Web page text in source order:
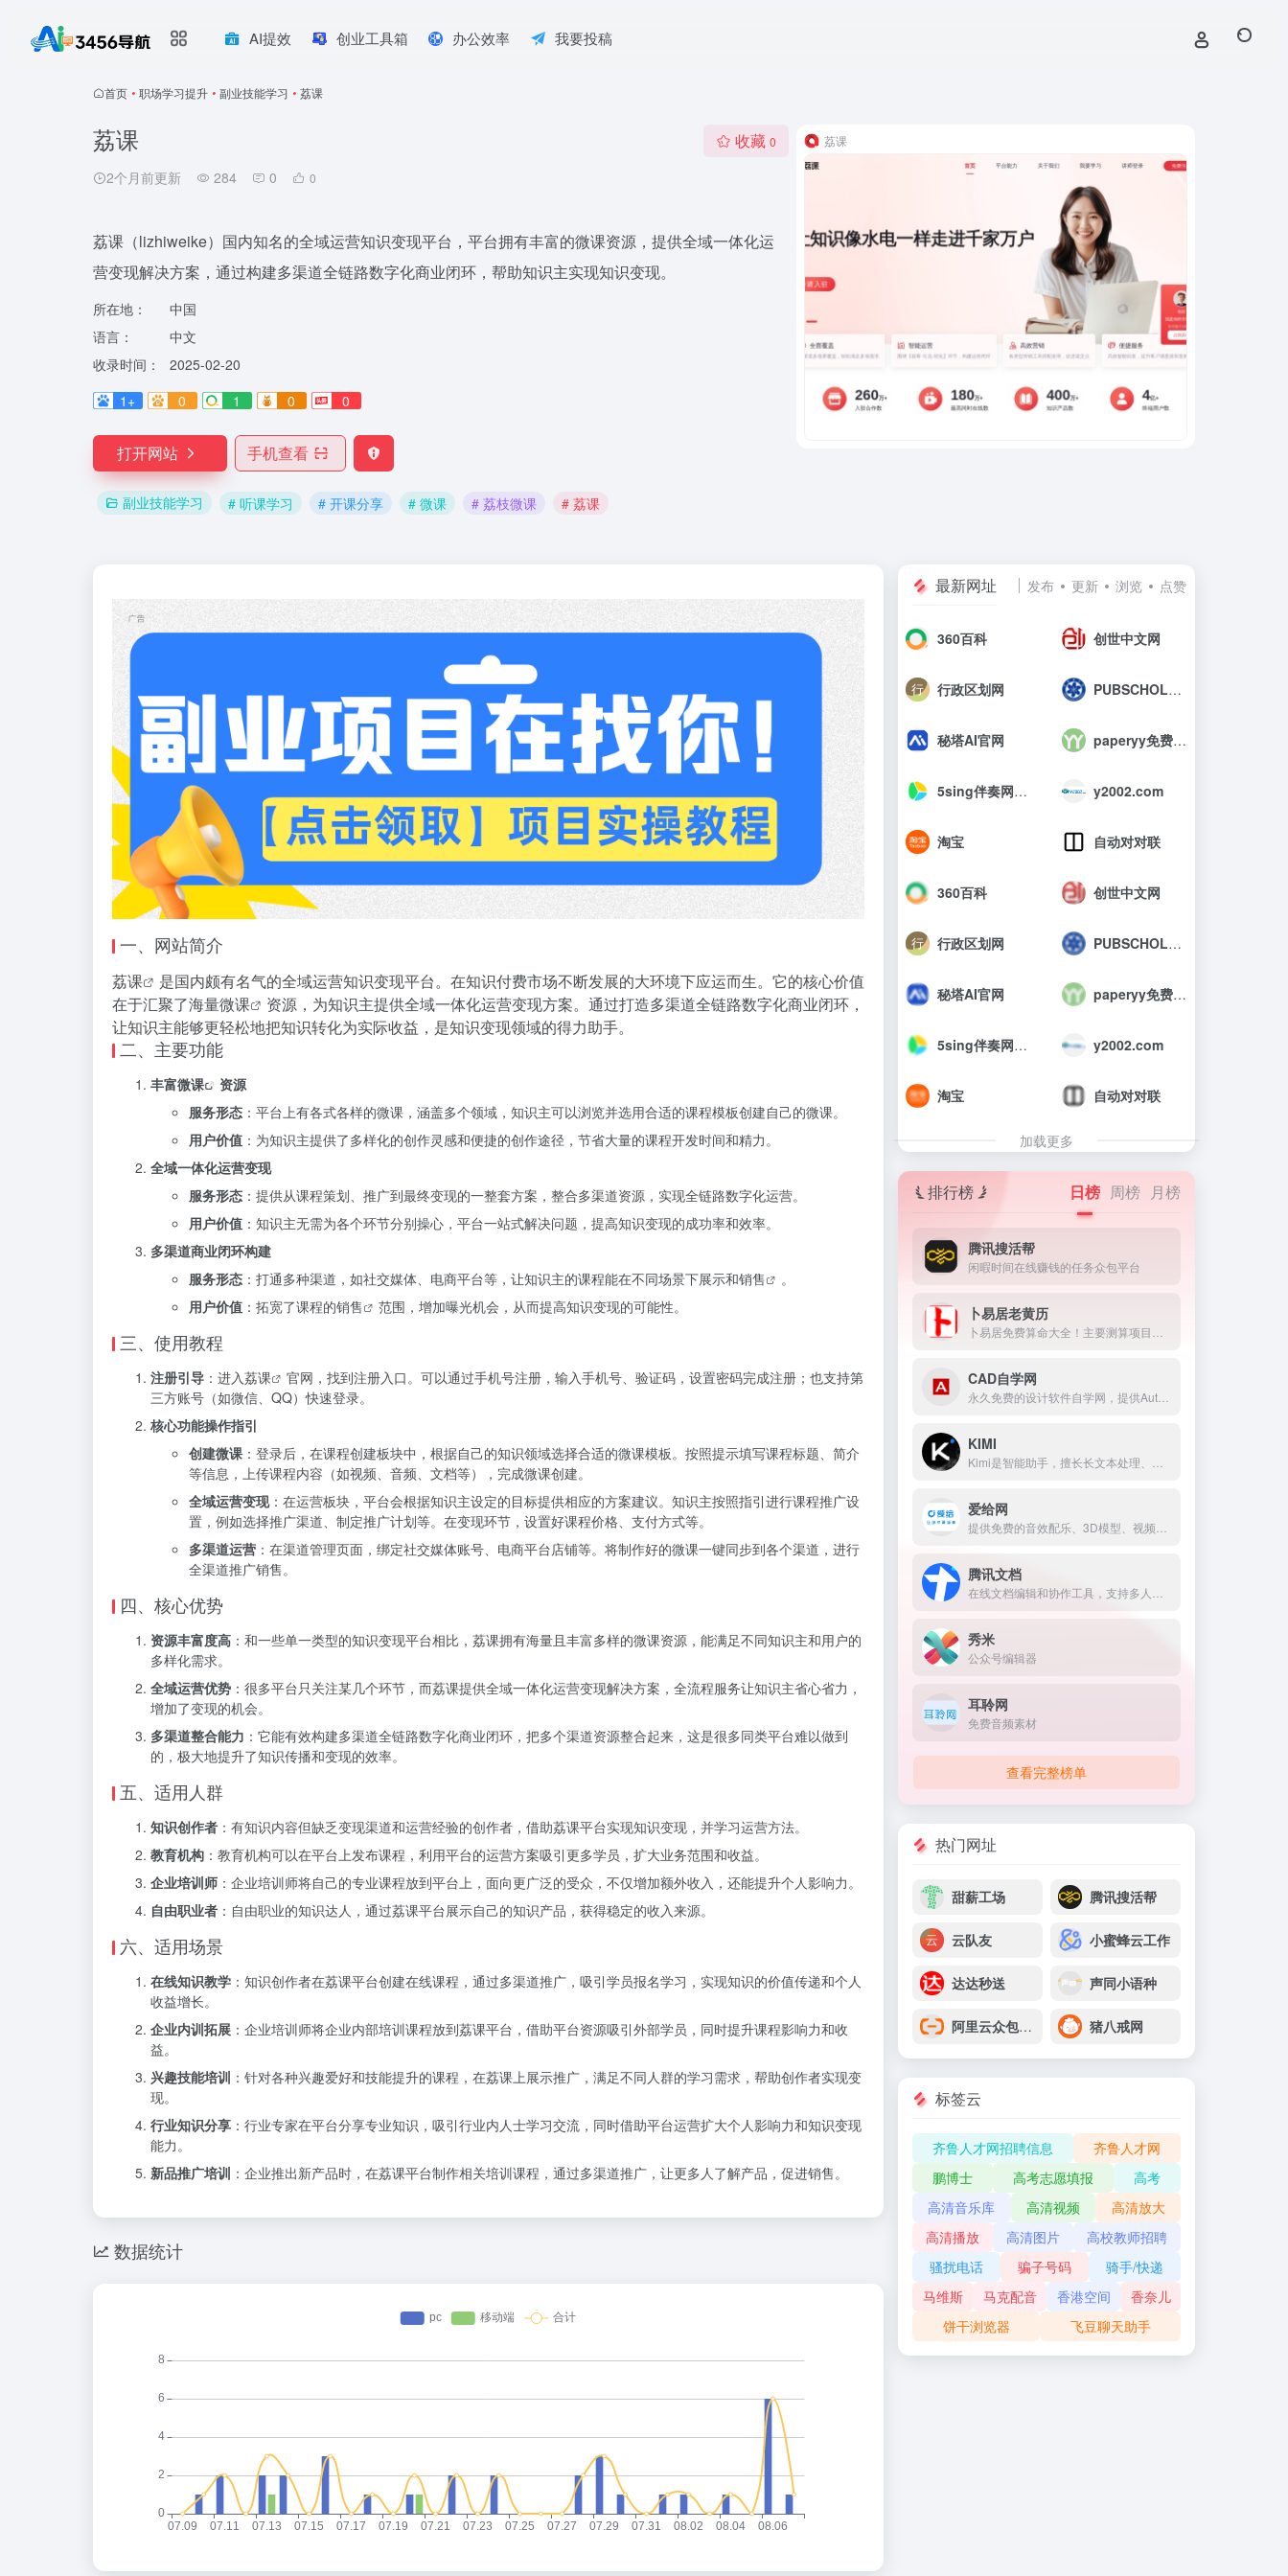
AI提效 创业工具箱 办公效率 我要投稿
首页 • 职场学习提升 • 副业技能学习 • 荔课
荔课
2个月前更新 284 0 0
收藏 0
荔课（lizhiweike）国内知名的全域运营知识变现平台，平台拥有丰富的微课资源，提供全域一体化运
营变现解决方案，通过构建多渠道全链路数字化商业闭环，帮助知识主实现知识变现。
所在地：
中国
语言：
中文
收录时间：
2025-02-20
1+
0 1 0 0
打开网站 手机查看
副业技能学习 # 听课学习 # 开课分享 # 微课 # 荔枝微课 # 荔课
荔课
一、网站简介
荔课
是国内颇有名气的全域运营知识变现平台。在知识付费市场不断发展的大环境下应运而生。它的核心价值
在于汇聚了海量微课
资源，为知识主提供全域一体化运营变现方案。通过打造多渠道全链路数字化商业闭环，
让知识主能够更轻松地把知识转化为实际收益，是知识变现领域的得力助手。
二、主要功能
丰富微课
资源
服务形态 ：平台上有各式各样的微课，涵盖多个领域，知识主可以浏览并选用合适的课程模板创建自己的微课。
用户价值 ：为知识主提供了多样化的创作灵感和便捷的创作途径，节省大量的课程开发时间和精力。
全域一体化运营变现
服务形态 ：提供从课程策划、推广到最终变现的一整套方案，整合多渠道资源，实现全链路数字化运营。
用户价值 ：知识主无需为各个环节分别操心，平台一站式解决问题，提高知识变现的成功率和效率。
多渠道商业闭环构建
服务形态 ：打通多种渠道，如社交媒体、电商平台等，让知识主的课程能在不同场景下展示和销售
。
用户价值 ：拓宽了课程的销售 范围，增加曝光机会，从而提高知识变现的可能性。
三、使用教程
注册引导 ：进入荔课
官网，找到注册入口。可以通过手机号注册，输入手机号、验证码，设置密码完成注册；也支持第
三方账号（如微信、QQ）快速登录。
核心功能操作指引
创建微课 ：登录后，在课程创建板块中，根据自己的知识领域选择合适的微课模板。按照提示填写课程标题、简介
等信息，上传课程内容（如视频、音频、文档等），完成微课创建。
全域运营变现：在运营板块，平台会根据知识主设定的目标提供相应的方案建议。知识主按照指引进行课程推广设
置，例如选择推广渠道、制定推广计划等。在变现环节，设置好课程价格、支付方式等。
多渠道运营 ：在渠道管理页面，绑定社交媒体账号、电商平台店铺等。将制作好的微课一键同步到各个渠道，进行
全渠道推广销售。
四、核心优势
资源丰富度高 ：和一些单一类型的知识变现平台相比，荔课拥有海量且丰富多样的微课资源，能满足不同知识主和用户的
多样化需求。
全域运营优势 ：很多平台只关注某几个环节，而荔课提供全域一体化运营变现解决方案，全流程服务让知识主省心省力，
增加了变现的机会。
多渠道整合能力 ：它能有效构建多渠道全链路数字化商业闭环，把多个渠道资源整合起来，这是很多同类平台难以做到
的，极大地提升了知识传播和变现的效率。
五、适用人群
知识创作者 ：有知识内容但缺乏变现渠道和运营经验的创作者，借助荔课平台实现知识变现，并学习运营方法。
教育机构 ：教育机构可以在平台上发布课程，利用平台的运营方案吸引更多学员，扩大业务范围和收益。
企业培训师 ：企业培训师将自己的专业课程放到平台上，面向更广泛的受众，不仅增加额外收入，还能提升个人影响力。
自由职业者 ：自由职业的知识达人，通过荔课平台展示自己的知识产品，获得稳定的收入来源。
六、适用场景
在线知识教学 ：知识创作者在荔课平台创建在线课程，通过多渠道推广，吸引学员报名学习，实现知识的价值传递和个人
收益增长。
企业内训拓展 ：企业培训师将企业内部培训课程放到荔课平台，借助平台资源吸引外部学员，同时提升课程影响力和收
益。
兴趣技能培训 ：针对各种兴趣爱好和技能提升的课程，在荔课上展示推广，满足不同人群的学习需求，帮助创作者实现变
现。
行业知识分享 ：行业专家在平台分享专业知识，吸引行业内人士学习交流，同时借助平台运营扩大个人影响力和知识变现
能力。
新品推广培训 ：企业推出新产品时，在荔课平台制作相关培训课程，通过多渠道推广，让更多人了解产品，促进销售。
数据统计
最新网址 发布 更新 浏览 点赞
360百科 创世中文网
行政区划网 PUBSCHOLAR公益学术平台
秘塔AI官网 paperyy免费查重入口_AIGC免费论文检测
5sing伴奏网_中国原创音乐伴奏网 y2002.com
淘宝 自动对对联
360百科 创世中文网
行政区划网 PUBSCHOLAR公益学术平台
秘塔AI官网 paperyy免费查重入口_AIGC免费论文检测
5sing伴奏网_中国原创音乐伴奏网 y2002.com
淘宝 自动对对联
加载更多
排行榜 日榜 周榜 月榜
腾讯搜活帮
闲暇时间在线赚钱的任务众包平台
卜易居老黄历
CAD自学网
KIMI
爱给网
腾讯文档
秀米
公众号编辑器
耳聆网
免费音频素材
查看完整榜单
热门网址
甜薪工场 腾讯搜活帮
云队友 小蜜蜂云工作
达达秒送 声同小语种
阿里云众包平台 猪八戒网
标签云
齐鲁人才网招聘信息
齐鲁人才网
鹏博士
高考志愿填报
高考
高清音乐库
高清视频
高清放大
高清播放
高清图片
高校教师招聘
骚扰电话
骗子号码
骑手/快递
马维斯
马克配音 香港空间
香奈儿
饼干浏览器
飞豆聊天助手